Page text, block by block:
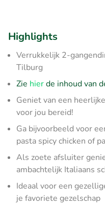
Highlights
Verrukkelijk 2-
Tilburg
Zie hierde inhoud van
Geniet van een
voor jou bereid!
Ga bijvoorbeeld voor
pasta spicy chicken of
Als zoete afsluiter
ambachtelijk Italiaans
Ideaal voor een
je favoriete gezelschap